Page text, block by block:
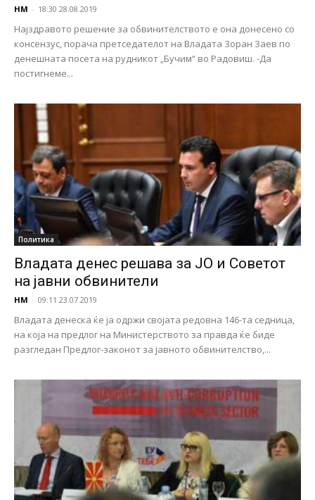
НМ - 18:30 28.08.2019
Најздравото решение за обвинителството е она донесено со
консензус, порача претседателот на Владата Зоран Заев по
денешната посета на рудникот „Бучим“ во Радовиш. -Да
постигнеме...
Политика
Владата денес решава за ЈО и Советот
на јавни обвинители
НМ - 09:11 23.07.2019
Владата денеска ќе ја одржи својата редовна 146-та седница,
на која на предлог на Министерството за правда ќе биде
разгледан Предлог-законот за јавното обвинителство,...